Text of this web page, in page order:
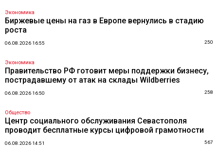
Экономика
Биржевые цены на газ в Европе вернулись в стадию
роста
06.08.2026 16:55 250
Экономика
Правительство РФ готовит меры поддержки бизнесу,
пострадавшему от атак на склады Wildberries
06.08.2026 16:50 258
Общество
Центр социального обслуживания Севастополя
проводит бесплатные курсы цифровой грамотности
06.08.2026 14:51 567